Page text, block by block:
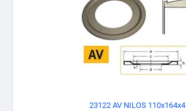
23122 AV NILOS 110x164x4